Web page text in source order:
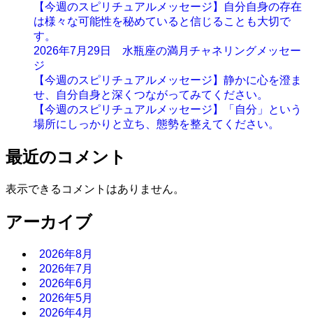
【今週のスピリチュアルメッセージ】自分自身の存在
は様々な可能性を秘めていると信じることも大切で
す。
2026年7月29日 水瓶座の満月チャネリングメッセー
ジ
【今週のスピリチュアルメッセージ】静かに心を澄ま
せ、自分自身と深くつながってみてください。
【今週のスピリチュアルメッセージ】「自分」という
場所にしっかりと立ち、態勢を整えてください。
最近のコメント
表示できるコメントはありません。
アーカイブ
2026年8月
2026年7月
2026年6月
2026年5月
2026年4月